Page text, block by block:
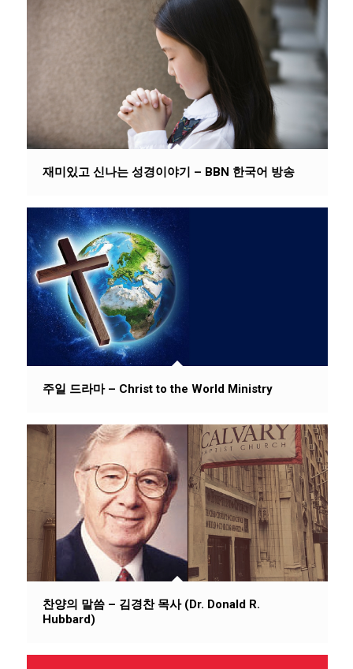
재미있고 신나는 성경이야기 – BBN 한국어 방송
주일 드라마 – Christ to the World Ministry
찬양의 말씀 – 김경찬 목사 (Dr. Donald R.
Hubbard)